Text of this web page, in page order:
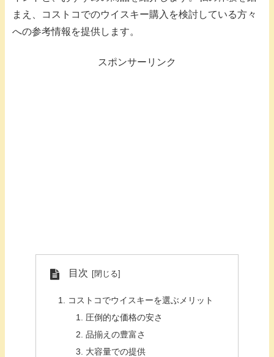
まえ、コストコでのウイスキー購入を検討している方々
への参考情報を提供します。
スポンサーリンク
目次
コストコでウイスキーを選ぶメリット
圧倒的な価格の安さ
品揃えの豊富さ
大容量での提供